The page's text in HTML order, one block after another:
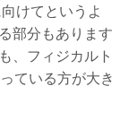
けてというよ
部分もあります
、フィジカルト
ている方が大き